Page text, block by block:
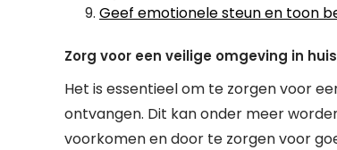
Geef emotionele steun en toon
Zorg voor een veilige omgeving in
Het is essentieel om te zorgen voor
ontvangen. Dit kan onder meer
voorkomen en door te zorgen voor